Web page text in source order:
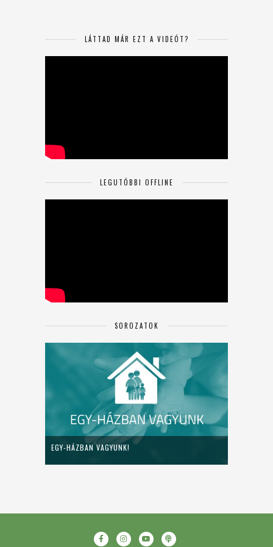
LÁTTAD MÁR EZT A VIDEÓT?
LEGUTÓBBI OFFLINE
SOROZATOK
EGY-HÁZBAN VAGYUNK!